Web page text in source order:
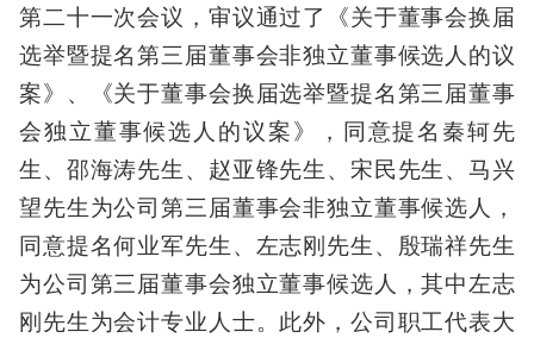
第二十一次会议，审议通过了《关于董事会换届
选举暨提名第三届董事会非独立董事候选人的议
案》、《关于董事会换届选举暨提名第三届董事
会独立董事候选人的议案》，同意提名秦轲先
生、邵海涛先生、赵亚锋先生、宋民先生、马兴
望先生为公司第三届董事会非独立董事候选人，
同意提名何业军先生、左志刚先生、殷瑞祥先生
为公司第三届董事会独立董事候选人，其中左志
刚先生为会计专业人士。此外，公司职工代表大